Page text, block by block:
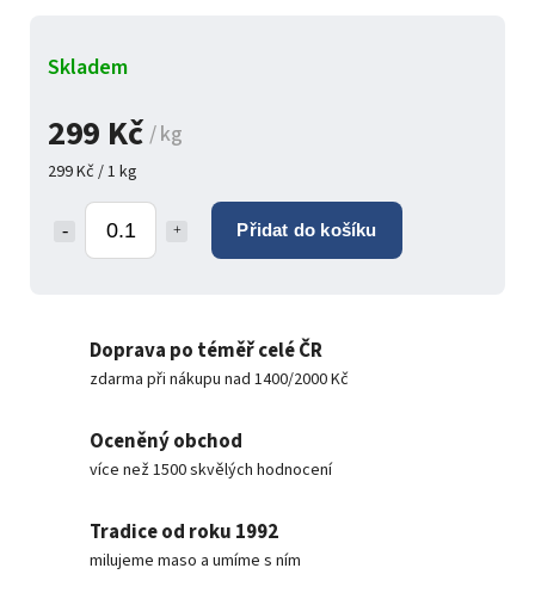
299 Kč / kg
299 Kč / 1 kg
Přidat do košíku
Skladem
Doprava po téměř celé ČR
zdarma při nákupu nad 1400/2000 Kč
Oceněný obchod
více než 1500 skvělých hodnocení
Tradice od roku 1992
milujeme maso a umíme s ním